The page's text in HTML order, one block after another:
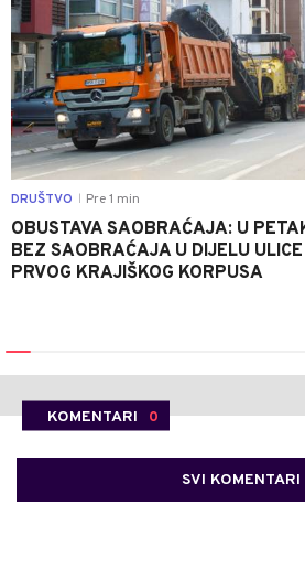
DRUŠTVO Pre 1 min
OBUSTAVA SAOBRAĆAJA: U
BEZ SAOBRAĆAJA U DIJELU ULICE
PRVOG KRAJIŠKOG KORPUSA
KOMENTARI 0
SVI KOMENTARI